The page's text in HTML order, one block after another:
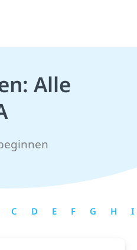
Alle
C D E F G H I